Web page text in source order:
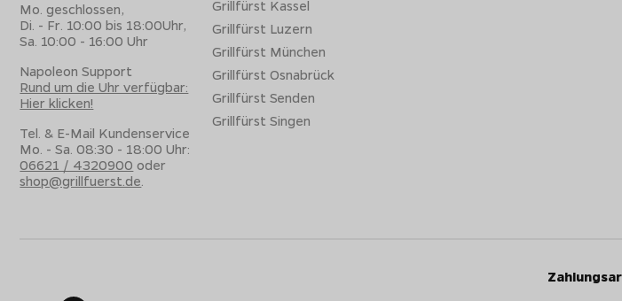
Mo. geschlossen,
Di. - Fr. 10:00 bis 18:00Uhr,
Sa. 10:00 - 16:00 Uhr
Napoleon Support
Rund um die Uhr verfügbar:
Hier klicken!
Tel. & E-Mail Kundenservice
Mo. - Sa. 08:30 - 18:00 Uhr:
06621 / 4320900 oder
shop@grillfuerst.de.
Grillfürst Kassel
Grillfürst Luzern
Grillfürst München
Grillfürst Osnabrück
Grillfürst Senden
Grillfürst Singen